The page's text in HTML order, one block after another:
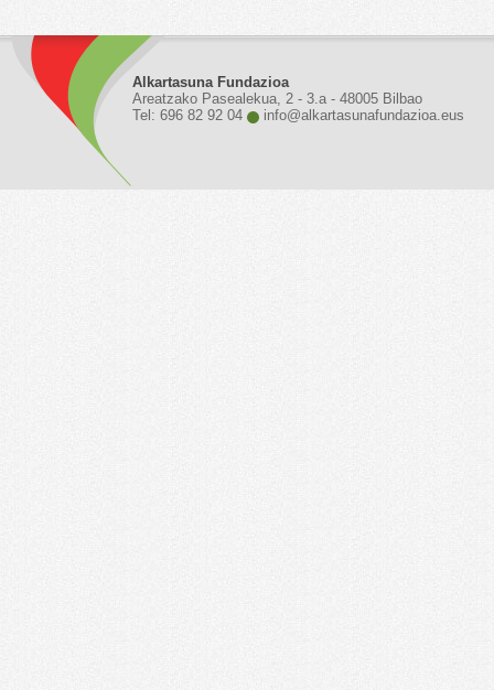
Alkartasuna Fundazioa
Areatzako Pasealekua, 2 - 3.a - 48005 Bilbao
Tel: 696 82 92 04
info@alkartasunafundazioa.eus